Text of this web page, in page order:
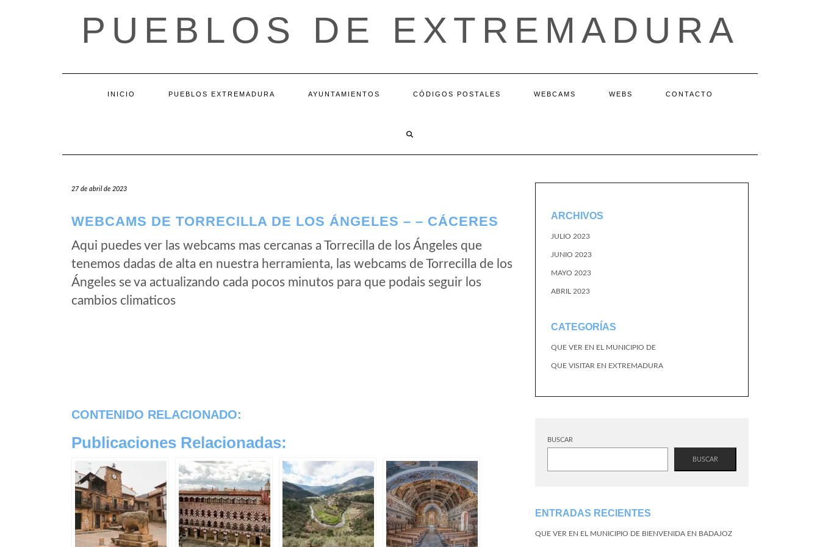
PUEBLOS DE EXTREMADURA
INICIO PUEBLOS EXTREMADURA AYUNTAMIENTOS CÓDIGOS POSTALES WEBCAMS WEBS CONTACTO
27 de abril de 2023
WEBCAMS DE TORRECILLA DE LOS ÁNGELES – – CÁCERES
Aqui puedes ver las webcams mas cercanas a Torrecilla de los Ángeles que
tenemos dadas de alta en nuestra herramienta, las webcams de Torrecilla de los
Ángeles se va actualizando cada pocos minutos para que podais seguir los
cambios climaticos
CONTENIDO RELACIONADO:
Publicaciones Relacionadas:
ARCHIVOS
JULIO 2023
JUNIO 2023
MAYO 2023
ABRIL 2023
CATEGORÍAS
QUE VER EN EL MUNICIPIO DE
QUE VISITAR EN EXTREMADURA
BUSCAR
BUSCAR
ENTRADAS RECIENTES
QUE VER EN EL MUNICIPIO DE BIENVENIDA EN BADAJOZ